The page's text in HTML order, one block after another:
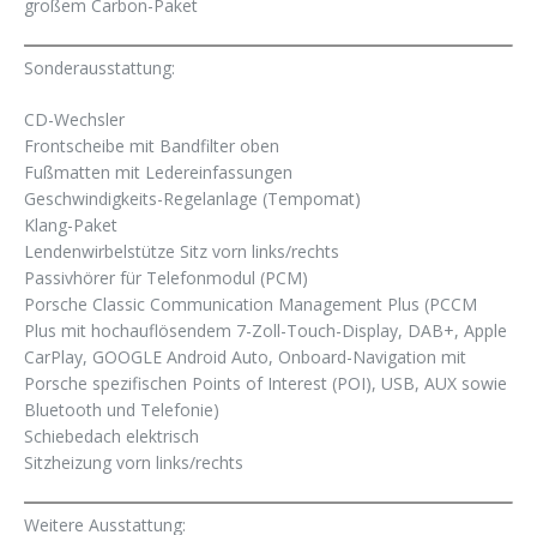
großem Carbon-Paket
Sonderausstattung:
CD-Wechsler
Frontscheibe mit Bandfilter oben
Fußmatten mit Ledereinfassungen
Geschwindigkeits-Regelanlage (Tempomat)
Klang-Paket
Lendenwirbelstütze Sitz vorn links/rechts
Passivhörer für Telefonmodul (PCM)
Porsche Classic Communication Management Plus (PCCM
Plus mit hochauflösendem 7-Zoll-Touch-Display, DAB+, Apple
CarPlay, GOOGLE Android Auto, Onboard-Navigation mit
Porsche spezifischen Points of Interest (POI), USB, AUX sowie
Bluetooth und Telefonie)
Schiebedach elektrisch
Sitzheizung vorn links/rechts
Weitere Ausstattung: